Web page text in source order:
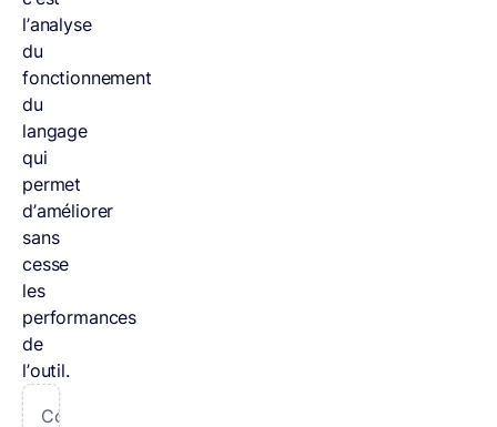
l’analyse
du
fonctionnement
du
langage
qui
permet
d’améliorer
sans
cesse
les
performances
de
l’outil.
Comme